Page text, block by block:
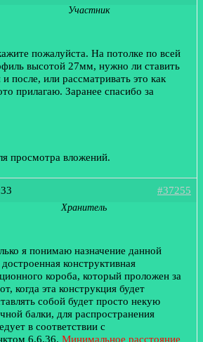
Участник
пожалуйста. На потолке по всей
высотой 27мм, нужно ли ставить
после, или рассматривать это как
прилагаю. Заранее спасибо за
просмотра вложений.
#37255
Хранитель
я понимаю назначение данной
конструктивная
короба, который проложен за
когда эта конструкция будет
собой будет просто некую
балки, для распространения
в соответствии с
6.6.36. Минимальное расстояние